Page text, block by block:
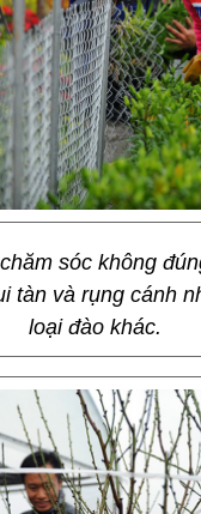
sóc không
tàn và rụng cánh
loại đào khác.